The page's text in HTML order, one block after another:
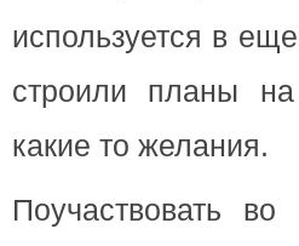
используется в
строили планы
какие то желания.
Поучаствовать